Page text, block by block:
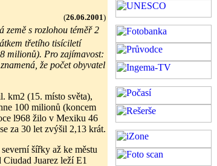
(26.06.2001)
země s rozlohou téměř 2
třetího tisíciletí
milionů). Pro zajímavost:
že počet obyvatel
km2 (15. místo světa),
100 milionů (koncem
l968 žilo v Mexiku 46
za 30 let zvýšil 2,13 krát.
šířky až ke městu
Juarez leží E1